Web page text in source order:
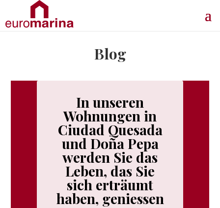
Blog
In unseren
Wohnungen in
Ciudad Quesada
und Doña Pepa
werden Sie das
Leben, das Sie
sich erträumt
haben, geniessen